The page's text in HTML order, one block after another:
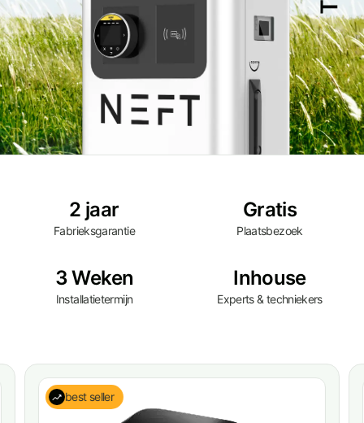
2 jaar
Fabrieksgarantie
Gratis
Plaatsbezoek
3 Weken
Installatietermijn
Inhouse
Experts & techniekers
best seller